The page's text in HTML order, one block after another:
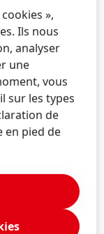
en ligne
qui
»,
Ils nous
analyser
une
vous
sur les types
de
en pied de